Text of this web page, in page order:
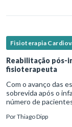
Fisioterapia
Reabilitação pós-
fisioterapeuta
Com o avanço das
sobrevida após o
número de
PorThiago Dipp